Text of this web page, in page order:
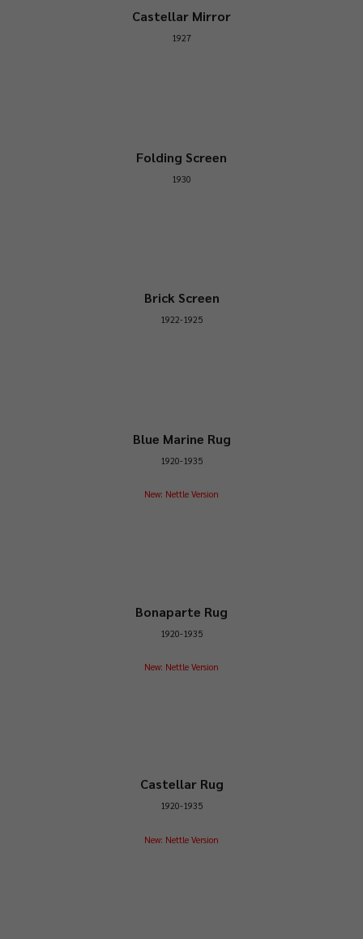
Castellar Mirror
1927
Folding Screen
1930
Brick Screen
1922-1925
Blue Marine Rug
1920-1935
New: Nettle Version
Bonaparte Rug
1920-1935
New: Nettle Version
Castellar Rug
1920-1935
New: Nettle Version